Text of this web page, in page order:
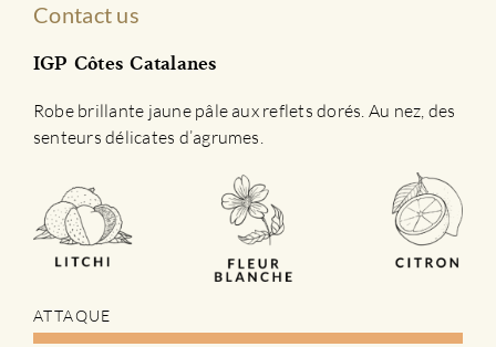
Contact us
IGP Côtes Catalanes
Robe brillante jaune pâle aux reflets dorés. Au nez, des
senteurs délicates d’agrumes.
ATTAQUE